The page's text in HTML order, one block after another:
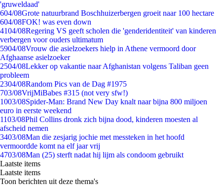
'gruweldaad'
604/08Grote natuurbrand Boschhuizerbergen groeit naar 100 hectare
604/08FOK! was even down
4104/08Regering VS geeft scholen die 'genderidentiteit' van kinderen
verbergen voor ouders ultimatum
5904/08Vrouw die asielzoekers hielp in Athene vermoord door
Afghaanse asielzoeker
2504/08Lekker op vakantie naar Afghanistan volgens Taliban geen
probleem
2304/08Random Pics van de Dag #1975
703/08VrijMiBabes #315 (not very sfw!)
1003/08Spider-Man: Brand New Day knalt naar bijna 800 miljoen
euro in eerste weekend
1103/08Phil Collins dronk zich bijna dood, kinderen moesten al
afscheid nemen
3403/08Man die zesjarig jochie met messteken in het hoofd
vermoordde komt na elf jaar vrij
4703/08Man (25) sterft nadat hij lijm als condoom gebruikt
Laatste items
Laatste items
Toon berichten uit deze thema's